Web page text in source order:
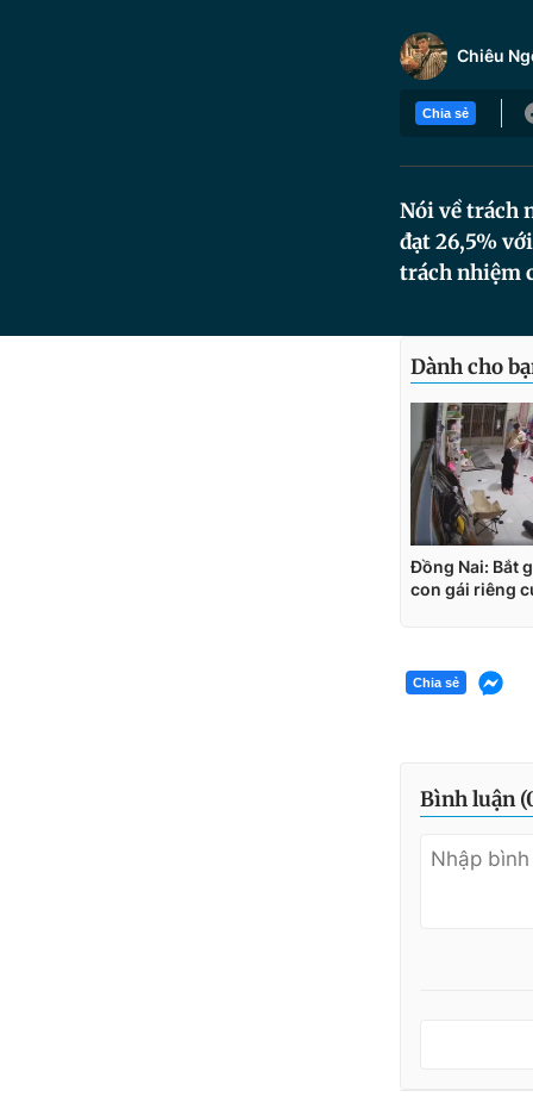
Chiêu
Chia sẻ
Nói về trách
đạt 26,5%
trách nhiệm
Chia sẻ
Bình luận (